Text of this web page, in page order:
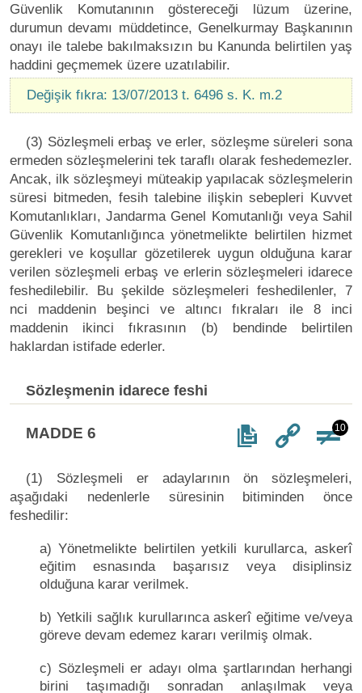
Güvenlik Komutanının göstereceği lüzum üzerine,
durumun devamı müddetince, Genelkurmay Başkanının
onayı ile talebe bakılmaksızın bu Kanunda belirtilen yaş
haddini geçmemek üzere uzatılabilir.
Değişik fıkra: 13/07/2013 t. 6496 s. K. m.2
(3) Sözleşmeli erbaş ve erler, sözleşme süreleri sona
ermeden sözleşmelerini tek taraflı olarak feshedemezler.
Ancak, ilk sözleşmeyi müteakip yapılacak sözleşmelerin
süresi bitmeden, fesih talebine ilişkin sebepleri Kuvvet
Komutanlıkları, Jandarma Genel Komutanlığı veya Sahil
Güvenlik Komutanlığınca yönetmelikte belirtilen hizmet
gerekleri ve koşullar gözetilerek uygun olduğuna karar
verilen sözleşmeli erbaş ve erlerin sözleşmeleri idarece
feshedilebilir. Bu şekilde sözleşmeleri feshedilenler, 7
nci maddenin beşinci ve altıncı fıkraları ile 8 inci
maddenin ikinci fıkrasının (b) bendinde belirtilen
haklardan istifade ederler.
Sözleşmenin idarece feshi
MADDE 6 10
(1) Sözleşmeli er adaylarının ön sözleşmeleri,
aşağıdaki nedenlerle süresinin bitiminden önce
feshedilir:
a) Yönetmelikte belirtilen yetkili kurullarca, askerî
eğitim esnasında başarısız veya disiplinsiz
olduğuna karar verilmek.
b) Yetkili sağlık kurullarınca askerî eğitime ve/veya
göreve devam edemez kararı verilmiş olmak.
c) Sözleşmeli er adayı olma şartlarından herhangi
birini taşımadığı sonradan anlaşılmak veya